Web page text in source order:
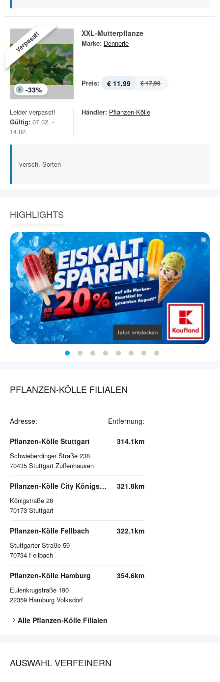
Verpasst!
-33%
XXL-Mutterpflanze
Marke: Dennerle
Preis: € 11,99 € 17,99
Leider verpasst!
Gültig: 07.02. -
14.02.
Händler: Pflanzen-Kölle
versch. Sorten
HIGHLIGHTS
PFLANZEN-KÖLLE FILIALEN
Adresse: Entfernung:
Pflanzen-Kölle Stuttgart
Schwieberdinger Straße 238
70435 Stuttgart Zuffenhausen
314.1km
Pflanzen-Kölle City Königsbau Stuttgart
Königstraße 28
70173 Stuttgart
321.8km
Pflanzen-Kölle Fellbach
Stuttgarter Straße 59
70734 Fellbach
322.1km
Pflanzen-Kölle Hamburg
Eulenkrugstraße 190
22359 Hamburg Volksdorf
354.6km
Alle Pflanzen-Kölle Filialen
AUSWAHL VERFEINERN